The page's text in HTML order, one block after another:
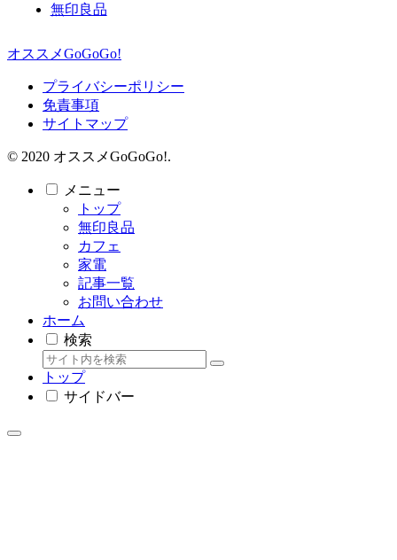
無印良品
オススメGoGoGo!
プライバシーポリシー
免責事項
サイトマップ
© 2020 オススメGoGoGo!.
メニュー
トップ
無印良品
カフェ
家電
記事一覧
お問い合わせ
ホーム
検索
トップ
サイドバー